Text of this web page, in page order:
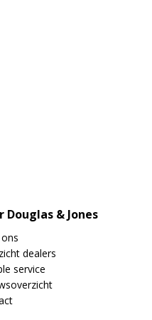
Douglas & Jones
dealers
service